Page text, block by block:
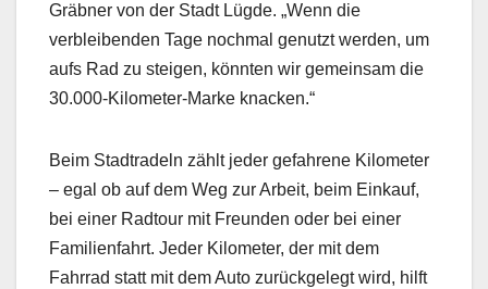
Gräbner von der Stadt Lügde. „Wenn die
verbleibenden Tage nochmal genutzt werden, um
aufs Rad zu steigen, könnten wir gemeinsam die
30.000-Kilometer-Marke knacken.“
Beim Stadtradeln zählt jeder gefahrene Kilometer
– egal ob auf dem Weg zur Arbeit, beim Einkauf,
bei einer Radtour mit Freunden oder bei einer
Familienfahrt. Jeder Kilometer, der mit dem
Fahrrad statt mit dem Auto zurückgelegt wird, hilft